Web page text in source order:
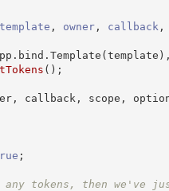
template , owner, callback ,
. bind . Template (template )
( ) ;
, callback , scope ,
;
any tokens, then we've